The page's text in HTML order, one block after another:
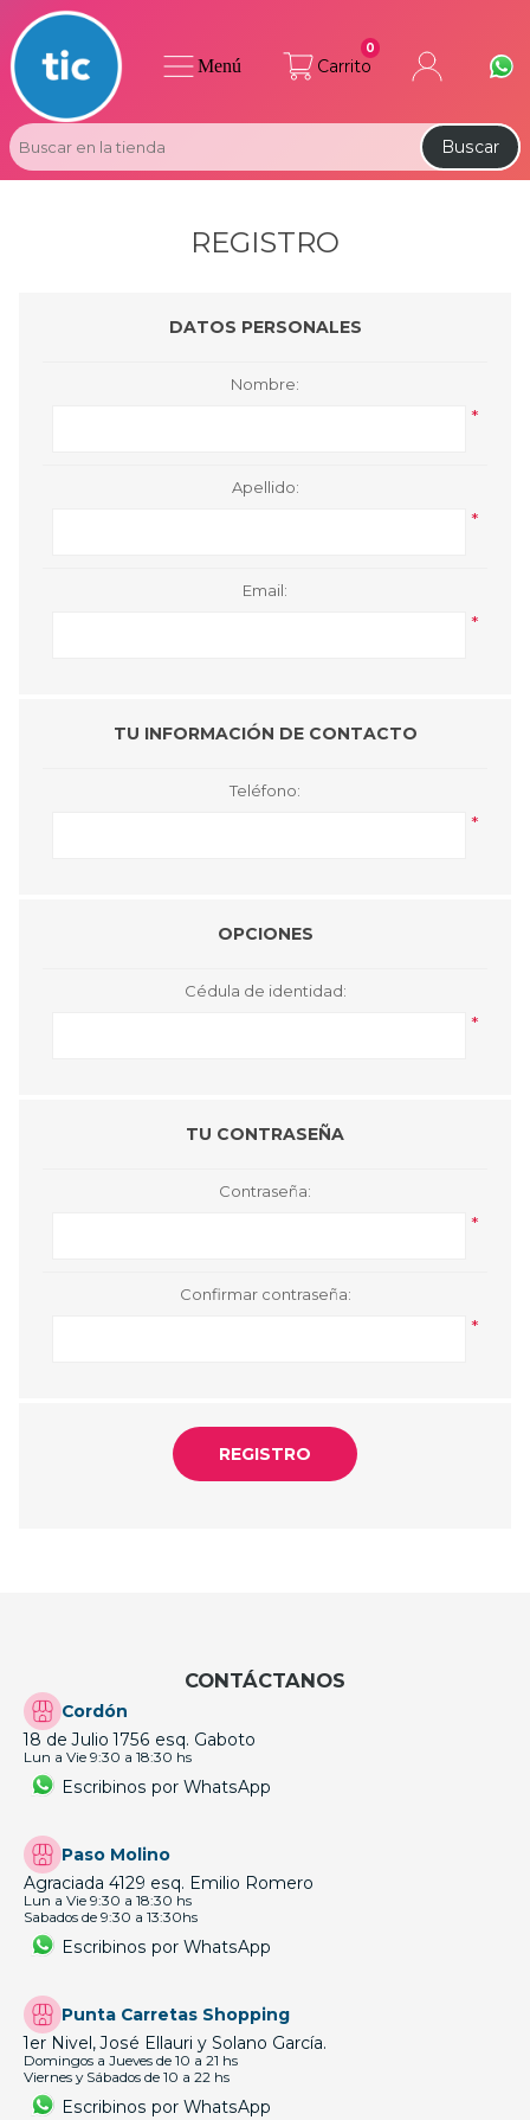
Carrito
0
Buscar
Menú
REGISTRO
DATOS PERSONALES
Nombre:
*
Apellido:
*
Email:
*
TU INFORMACIÓN DE CONTACTO
Teléfono:
*
OPCIONES
Cédula de identidad:
*
TU CONTRASEÑA
Contraseña:
*
Confirmar contraseña:
*
CONTÁCTANOS
Cordón
18 de Julio 1756 esq. Gaboto
Lun a Vie 9:30 a 18:30 hs
Escribinos por WhatsApp
Paso Molino
Agraciada 4129 esq. Emilio Romero
Lun a Vie 9:30 a 18:30 hs
Sabados de 9:30 a 13:30hs
Escribinos por WhatsApp
Punta Carretas Shopping
1er Nivel, José Ellauri y Solano García.
Domingos a Jueves de 10 a 21 hs
Viernes y Sábados de 10 a 22 hs
Escribinos por WhatsApp